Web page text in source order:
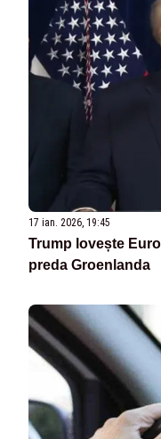
17 ian. 2026, 19:45
Trump lovește
preda Groenlanda